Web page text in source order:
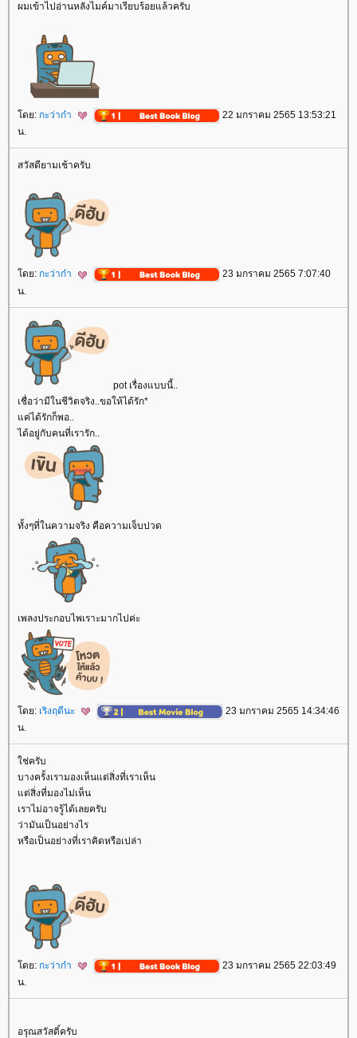
ผมเข้าไปอ่านหลังไมค์มาเรียบร้อยแล้วครับ
ดย: กะว่าก๋า
22 มกราคม 2565 13:53:21
น.
สวัสดียามเช้าครับ
ดย: กะว่าก๋า
23 มกราคม 2565 7:07:40
น.
pot เรื่องแบบนี้..
เชื่อว่ามีในชีวิตจริง..ขอให้ได้รัก*
ค่ได้รักก็พอ..
ได้อยู่กับคนที่เรารัก..
ทั้งๆที่ในความจริง คือความเจ็บปวด
เพลงประกอบไพเราะมากไปค่ะ
ดย: เริงฤดีนะ
23 มกราคม 2565 14:34:46
น.
ช่ครับ
บางครั้งเรามองเห็นแต่สิ่งที่เราเห็น
ต่สิ่งที่มองไม่เห็น
เราไม่อาจรู้ได้เลยครับ
ว่ามันเป็นอย่างไร
หรือเป็นอย่างที่เราคิดหรือเปล่า
ดย: กะว่าก๋า
23 มกราคม 2565 22:03:49
น.
อรุณสวัสดิ์ครับ